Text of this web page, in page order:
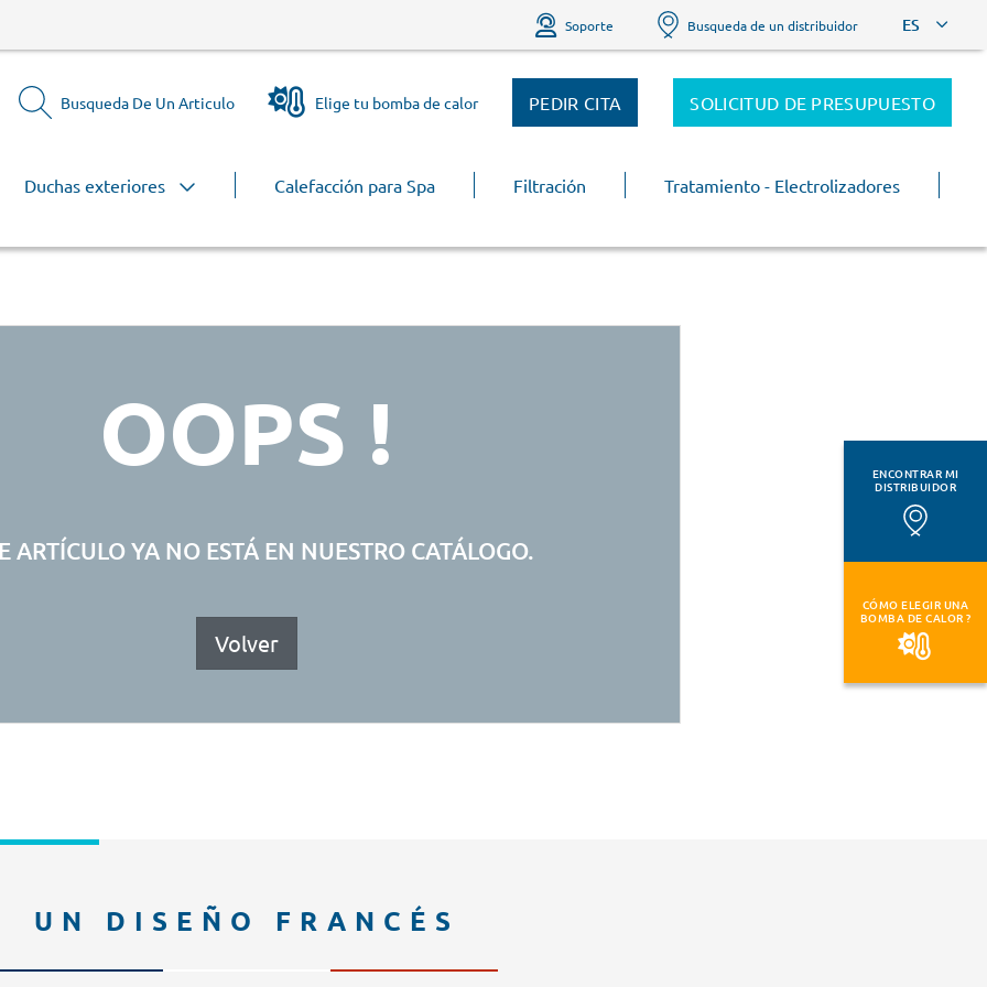
Soporte Busqueda de un distribuidor ES
Busqueda De Un Articulo Elige tu bomba de calor PEDIR CITA SOLICITUD DE PRESUPUESTO
Duchas exteriores Calefacción para Spa Filtración Tratamiento - Electrolizadores
OOPS !
ARTÍCULO YA NO ESTÁ EN NUESTRO CATÁLOGO.
Volver
UN DISEÑO FRANCÉS
ENCONTRAR MI
DISTRIBUIDOR
CÓMO ELEGIR UNA
BOMBA DE CALOR ?